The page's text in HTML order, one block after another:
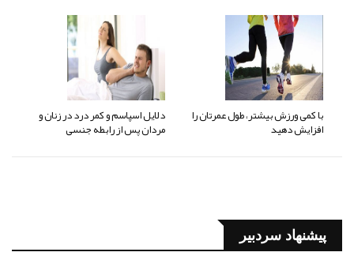
با کمی ورزش بیشتر، طول عمرتان را
افزایش دهید
دلایل اسپاسم و کمر درد در زنان و
مردان پس از رابطه جنسی
پیشنهاد سردبیر